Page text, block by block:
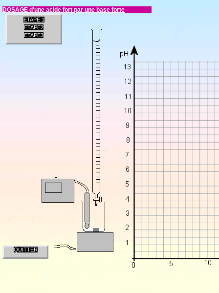
DOSAGE d'une acide fort par une base forte
ETAPE 1
ETAPE2
ETAPE3
QUITTER